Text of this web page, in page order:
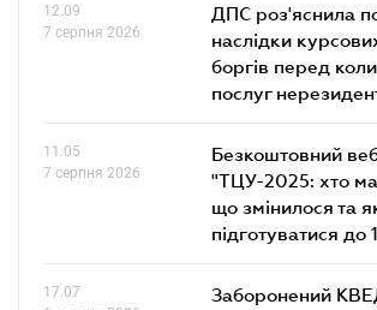
12.09
7 серпня 2026
ДПС роз'яснила
наслідки
боргів перед
послуг
11.05
7 серпня 2026
Безкоштовний
"ТЦУ-2025: хто
що змінилося та
підготуватися до
17.07
Заборонений